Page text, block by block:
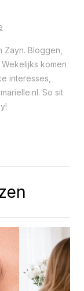
Zayn. Bloggen,
komen
interesses,
So sit